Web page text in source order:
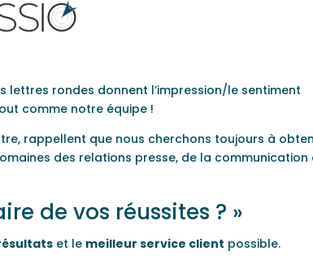
rondes donnent l’impression/le sentiment
comme notre équipe !
rappellent que nous cherchons toujours à
des relations presse, de la communication
de vos réussites ? »
et le meilleur service client possible.